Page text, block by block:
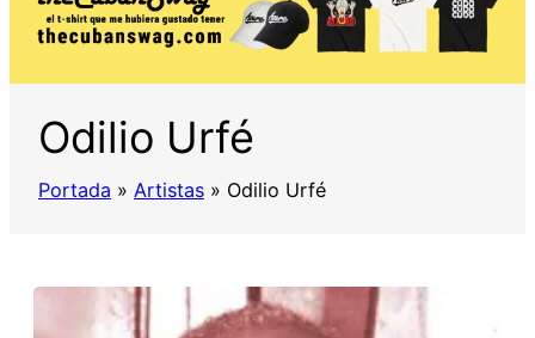
Odilio Urfé
Portada » Artistas » Odilio Urfé